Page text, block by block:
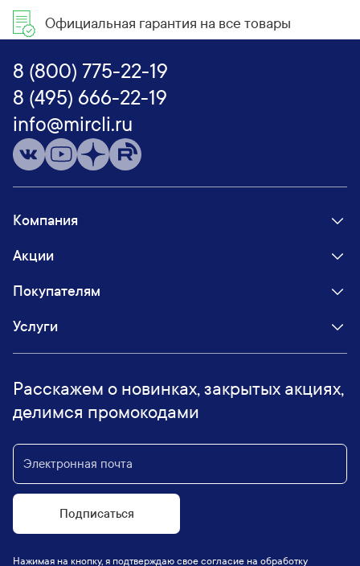
Официальная гарантия на все товары
8 (800) 775-22-19
8 (495) 666-22-19
info@mircli.ru
Компания
Акции
Покупателям
Услуги
Расскажем о новинках, закрытых акциях,
делимся промокодами
Подписаться
Нажимая на кнопку, я подтверждаю свое согласие на обработку